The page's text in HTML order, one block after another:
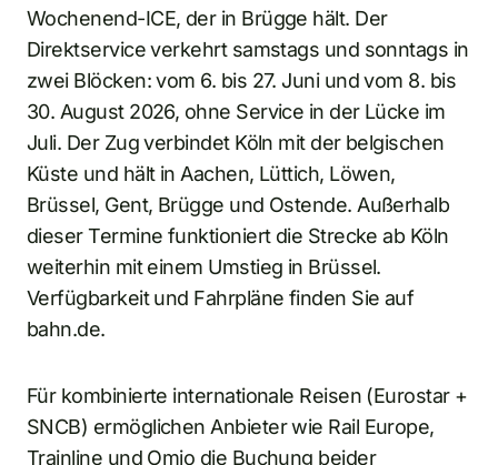
Wochenend-ICE, der in Brügge hält. Der
Direktservice verkehrt samstags und sonntags in
zwei Blöcken: vom 6. bis 27. Juni und vom 8. bis
30. August 2026, ohne Service in der Lücke im
Juli. Der Zug verbindet Köln mit der belgischen
Küste und hält in Aachen, Lüttich, Löwen,
Brüssel, Gent, Brügge und Ostende. Außerhalb
dieser Termine funktioniert die Strecke ab Köln
weiterhin mit einem Umstieg in Brüssel.
Verfügbarkeit und Fahrpläne finden Sie auf
bahn.de.
Für kombinierte internationale Reisen (Eurostar +
SNCB) ermöglichen Anbieter wie Rail Europe,
Trainline und Omio die Buchung beider